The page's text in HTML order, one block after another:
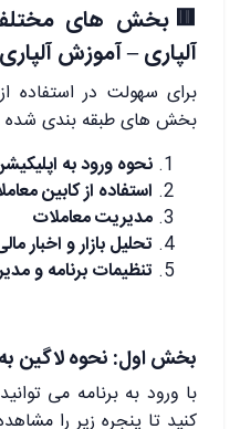
🟥بخش های مختلف
آلپاری – آموزش
برای سهولت در استفاده
بخش های طبقه بندی شده
نحوه ورود به
استفاده از کابین
مدیریت معاملات
تحلیل بازار و اخبار
تنظیمات برنامه و
بخش اول: نحوه لاگین به My Alpary
با ورود به برنامه می
کنید تا پنجره زیر را